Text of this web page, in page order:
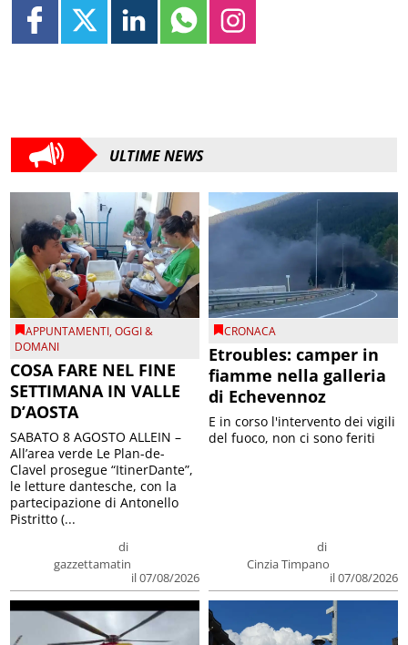
ULTIME NEWS
APPUNTAMENTI,OGGI &
DOMANI
COSA FARE NEL FINE
SETTIMANA IN VALLE
D’AOSTA
di
gazzettamatin
il 07/08/2026
SABATO 8 AGOSTO ALLEIN –
All’area verde Le Plan-de-
Clavel prosegue “ItinerDante”,
le letture dantesche, con la
partecipazione di Antonello
Pistritto (...
CRONACA
Etroubles: camper in
fiamme nella galleria
di Echevennoz
di
Cinzia Timpano
il 07/08/2026
E in corso l'intervento dei vigili
del fuoco, non ci sono feriti